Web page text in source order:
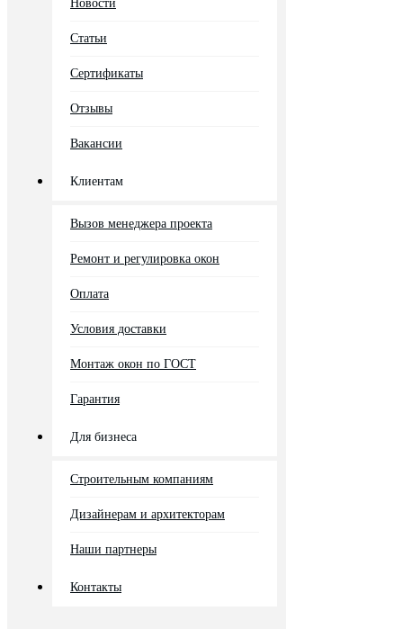
Новости
Статьи
Сертификаты
Отзывы
Вакансии
Клиентам
Вызов менеджера проекта
Ремонт и регулировка окон
Оплата
Условия доставки
Монтаж окон по ГОСТ
Гарантия
Для бизнеса
Строительным компаниям
Дизайнерам и архитекторам
Наши партнеры
Контакты